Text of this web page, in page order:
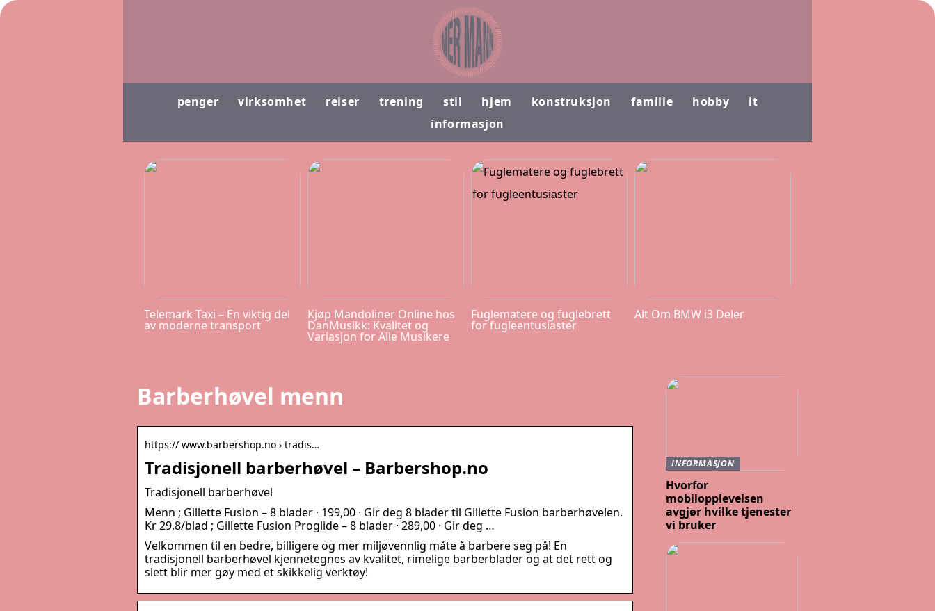
penger virksomhet reiser trening stil hjem konstruksjon familie hobby
it
informasjon
Telemark Taxi – En viktig del
av moderne transport
Kjøp Mandoliner Online hos
DanMusikk: Kvalitet og
Variasjon for Alle Musikere
Fuglematere og fuglebrett
for fugleentusiaster
Alt Om BMW i3 Deler
Barberhøvel menn
https:// www.barbershop.no › tradis…
Tradisjonell barberhøvel – Barbershop.no
Tradisjonell barberhøvel
Menn ; Gillette Fusion – 8 blader · 199,00 · Gir deg 8 blader til Gillette Fusion barberhøvelen.
Kr 29,8/blad ; Gillette Fusion Proglide – 8 blader · 289,00 · Gir deg …
Velkommen til en bedre, billigere og mer miljøvennlig måte å barbere seg på! En
tradisjonell barberhøvel kjennetegnes av kvalitet, rimelige barberblader og at det rett og
slett blir mer gøy med et skikkelig verktøy!
INFORMASJON
Hvorfor
mobilopplevelsen
avgjør hvilke tjenester
vi bruker